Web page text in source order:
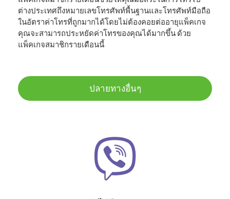
ต่างประเทศถึงหมายเลขโทรศัพท์พื้นฐานและโทรศัพท์มือถือ
ในอัตราค่าโทรที่ถูกมากได้โดยไม่ต้องคอยต่ออายุแพ็คเกจ
คุณจะสามารถประหยัดค่าโทรของคุณได้มากขึ้น ด้วย
แพ็คเกจสมาชิกรายเดือนนี้
ปลายทางอื่นๆ